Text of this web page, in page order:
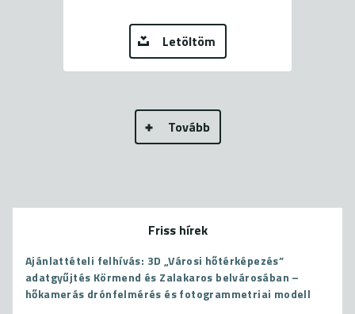
Letöltöm
Tovább
Friss hírek
Ajánlattételi felhívás: 3D „Városi hőtérképezés”
adatgyűjtés Körmend és Zalakaros belvárosában –
hőkamerás drónfelmérés és fotogrammetriai modell